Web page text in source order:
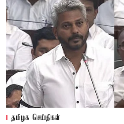
தமிழக செய்திகள்